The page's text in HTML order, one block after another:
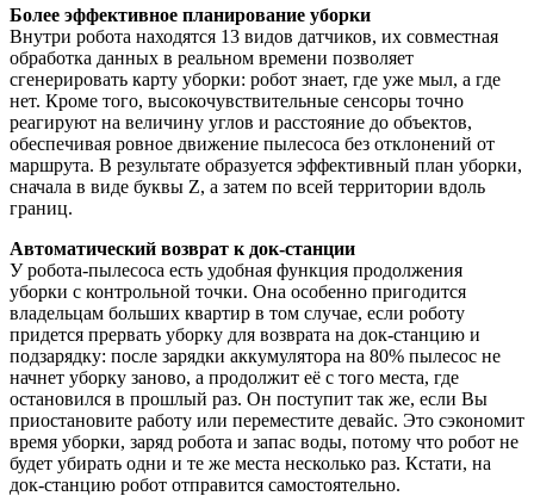
Более эффективное планирование уборки
Внутри робота находятся 13 видов датчиков, их совместная
обработка данных в реальном времени позволяет
сгенерировать карту уборки: робот знает, где уже мыл, а где
нет. Кроме того, высокочувствительные сенсоры точно
реагируют на величину углов и расстояние до объектов,
обеспечивая ровное движение пылесоса без отклонений от
маршрута. В результате образуется эффективный план уборки,
сначала в виде буквы Z, а затем по всей территории вдоль
границ.
Автоматический возврат к док-станции
У робота-пылесоса есть удобная функция продолжения
уборки с контрольной точки. Она особенно пригодится
владельцам больших квартир в том случае, если роботу
придется прервать уборку для возврата на док-станцию и
подзарядку: после зарядки аккумулятора на 80% пылесос не
начнет уборку заново, а продолжит её с того места, где
остановился в прошлый раз. Он поступит так же, если Вы
приостановите работу или переместите девайс. Это сэкономит
время уборки, заряд робота и запас воды, потому что робот не
будет убирать одни и те же места несколько раз. Кстати, на
док-станцию робот отправится самостоятельно.